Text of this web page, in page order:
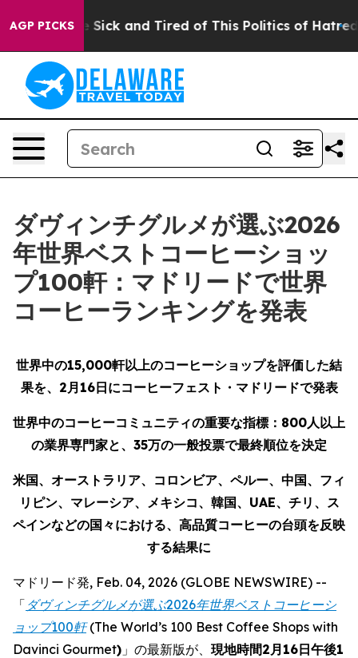
AGP PICKS
Are Sick and Tired of This Politics of Hatred” The
ダヴィンチグルメが選ぶ2026
年世界ベストコーヒーショッ
プ100軒：マドリードで世界
コーヒーランキングを発表
世界中の15,000軒以上のコーヒーショップを評価した結
果を、 2月16日にコーヒーフェスト・マドリードで発表
世界中のコーヒーコミュニティの重要な指標： 800人以上
の業界専門家と、 35万の一般投票で最終順位を決定
米国、オーストラリア、コロンビア、ペルー、中国、フィ
リピン、マレーシア、メキシコ、韓国、 UAE、チリ、ス
ペインなどの国々における、高品質コーヒーの台頭を反映
する結果に
マドリード発, Feb. 04, 2026 (GLOBE NEWSWIRE) --
「 ダヴィンチグルメが選ぶ2026年世界ベストコーヒーシ
ョップ100軒 (The World’s 100 Best Coffee Shops with
Davinci Gourmet) 」の最新版が、 現地時間2月 16日午後1